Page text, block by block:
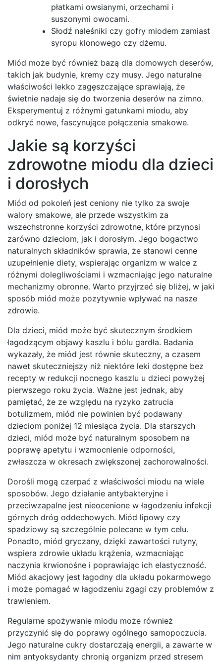
płatkami owsianymi, orzechami i
suszonymi owocami.
Słodź naleśniki czy gofry miodem zamiast
syropu klonowego czy dżemu.
Miód może być również bazą dla domowych deserów,
takich jak budynie, kremy czy musy. Jego naturalne
właściwości lekko zagęszczające sprawiają, że
świetnie nadaje się do tworzenia deserów na zimno.
Eksperymentuj z różnymi gatunkami miodu, aby
odkryć nowe, fascynujące połączenia smakowe.
Jakie są korzyści
zdrowotne miodu dla dzieci
i dorosłych
Miód od pokoleń jest ceniony nie tylko za swoje
walory smakowe, ale przede wszystkim za
wszechstronne korzyści zdrowotne, które przynosi
zarówno dzieciom, jak i dorosłym. Jego bogactwo
naturalnych składników sprawia, że stanowi cenne
uzupełnienie diety, wspierając organizm w walce z
różnymi dolegliwościami i wzmacniając jego naturalne
mechanizmy obronne. Warto przyjrzeć się bliżej, w jaki
sposób miód może pozytywnie wpływać na nasze
zdrowie.
Dla dzieci, miód może być skutecznym środkiem
łagodzącym objawy kaszlu i bólu gardła. Badania
wykazały, że miód jest równie skuteczny, a czasem
nawet skuteczniejszy niż niektóre leki dostępne bez
recepty w redukcji nocnego kaszlu u dzieci powyżej
pierwszego roku życia. Ważne jest jednak, aby
pamiętać, że ze względu na ryzyko zatrucia
botulizmem, miód nie powinien być podawany
dzieciom poniżej 12 miesiąca życia. Dla starszych
dzieci, miód może być naturalnym sposobem na
poprawę apetytu i wzmocnienie odporności,
zwłaszcza w okresach zwiększonej zachorowalności.
Dorośli mogą czerpać z właściwości miodu na wiele
sposobów. Jego działanie antybakteryjne i
przeciwzapalne jest nieocenione w łagodzeniu infekcji
górnych dróg oddechowych. Miód lipowy czy
spadziowy są szczególnie polecane w tym celu.
Ponadto, miód gryczany, dzięki zawartości rutyny,
wspiera zdrowie układu krążenia, wzmacniając
naczynia krwionośne i poprawiając ich elastyczność.
Miód akacjowy jest łagodny dla układu pokarmowego
i może pomagać w łagodzeniu zgagi czy problemów z
trawieniem.
Regularne spożywanie miodu może również
przyczynić się do poprawy ogólnego samopoczucia.
Jego naturalne cukry dostarczają energii, a zawarte w
nim antyoksydanty chronią organizm przed stresem